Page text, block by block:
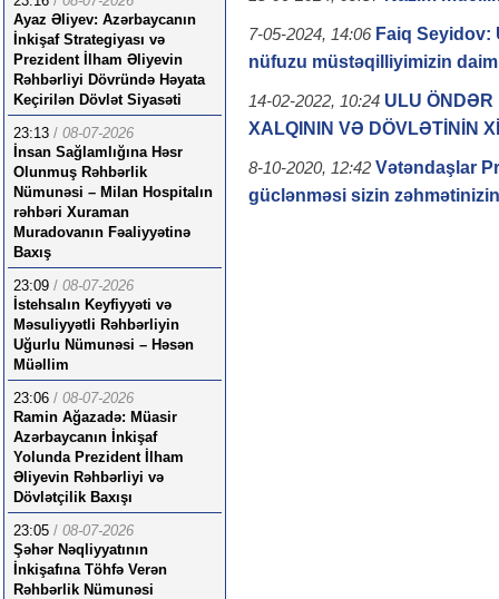
Ayaz Əliyev: Azərbaycanın
İnkişaf Strategiyası və
Prezident İlham Əliyevin
Rəhbərliyi Dövründə Həyata
Keçirilən Dövlət Siyasəti
23:13 / 08-07-2026
İnsan Sağlamlığına Həsr
Olunmuş Rəhbərlik
Nümunəsi – Milan Hospitalın
rəhbəri Xuraman
Muradovanın Fəaliyyətinə
Baxış
23:09 / 08-07-2026
İstehsalın Keyfiyyəti və
Məsuliyyətli Rəhbərliyin
Uğurlu Nümunəsi – Həsən
Müəllim
23:06 / 08-07-2026
Ramin Ağazadə: Müasir
Azərbaycanın İnkişaf
Yolunda Prezident İlham
Əliyevin Rəhbərliyi və
Dövlətçilik Baxışı
23:05 / 08-07-2026
Şəhər Nəqliyyatının
İnkişafına Töhfə Verən
Rəhbərlik Nümunəsi
7-05-2024, 14:06 Faiq Seyidov:
nüfuzu müstəqilliyimizin
14-02-2022, 10:24 ULU
XALQININ VƏ DÖVLƏTİNİN
8-10-2020, 12:42 Vətəndaşlar
güclənməsi sizin